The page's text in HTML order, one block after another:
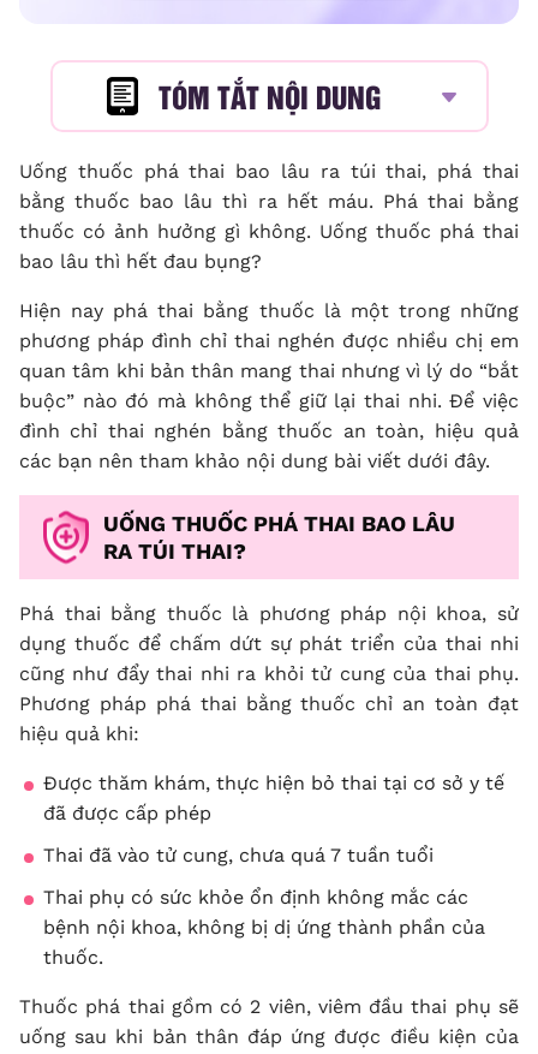
TÓM TẮT NỘI DUNG
Uống thuốc phá thai bao lâu ra túi thai, phá thai
bằng thuốc bao lâu thì ra hết máu. Phá thai bằng
thuốc có ảnh hưởng gì không. Uống thuốc phá thai
bao lâu thì hết đau bụng?
Hiện nay phá thai bằng thuốc là một trong những
phương pháp đình chỉ thai nghén được nhiều chị em
quan tâm khi bản thân mang thai nhưng vì lý do “bắt
buộc” nào đó mà không thể giữ lại thai nhi. Để việc
đình chỉ thai nghén bằng thuốc an toàn, hiệu quả
các bạn nên tham khảo nội dung bài viết dưới đây.
UỐNG THUỐC PHÁ THAI BAO LÂU
RA TÚI THAI?
Phá thai bằng thuốc là phương pháp nội khoa, sử
dụng thuốc để chấm dứt sự phát triển của thai nhi
cũng như đẩy thai nhi ra khỏi tử cung của thai phụ.
Phương pháp phá thai bằng thuốc chỉ an toàn đạt
hiệu quả khi:
Được thăm khám, thực hiện bỏ thai tại cơ sở y tế
đã được cấp phép
Thai đã vào tử cung, chưa quá 7 tuần tuổi
Thai phụ có sức khỏe ổn định không mắc các
bệnh nội khoa, không bị dị ứng thành phần của
thuốc.
Thuốc phá thai gồm có 2 viên, viêm đầu thai phụ sẽ
uống sau khi bản thân đáp ứng được điều kiện của